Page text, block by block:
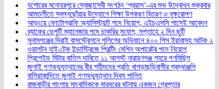
যশোরের মনোহরপুরে স্বেচ্ছাসেবী সংগঠন ‘প্রয়াস’-এর শুভ উদ্বোধন শুক্রবার
আমতলীতে স্বপ্নছোঁয়ার উদ্যোগে শিক্ষা উপকরণ বিতরণ ও বৃক্ষরোপণ
আড়ংয়ে ফোটোগ্রাফি অ্যাসিস্ট্যান্ট পদে নিয়োগ, এইচএসসি পাসেই আবেদন
ব্র্যাকের ডেপুটি ম্যানেজার পদে চাকরির সুযোগ, সপ্তাহে ২ দিন ছুটি
সুনামগঞ্জের দিরাই বাসস্ট্রেশনে পুলিশের অভিযানে ৪০০ পিস ইয়াবাসহ আটক ২
ওয়ালটন হাই-টেক ইন্ডাস্ট্রিজে প্রিন্টিং মেশিন অপারেটর পদে নিয়োগ
প্রিপেইড মিটার বাতিল দাবিতে ১১ আগস্ট নারায়ণগঞ্জ শহরে গণমিছিল
জুলাই গণঅভ্যুত্থানের বীর শহীদদের প্রতি খাগড়াছড়িবাসীর শ্রদ্ধাঞ্জলি
বালিয়াকান্দিতে জুলাই গণঅভ্যুত্থান দিবস পালিত
রাজবাড়ীর পাংশায় সাংবাদিককে মারধরের ঘটনায় একজন গ্রেপ্তার